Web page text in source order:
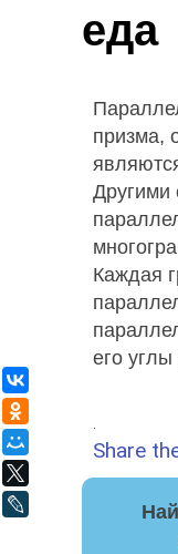
еда
призма,
Другими
Каждая
его
Share
Мой Мир